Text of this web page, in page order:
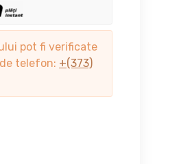
pot fi verificate
telefon: +(373)